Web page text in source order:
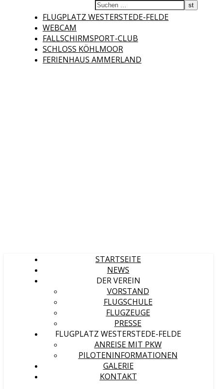
FLUGPLATZ WESTERSTEDE-FELDE
WEBCAM
FALLSCHIRMSPORT-CLUB
SCHLOSS KÖHLMOOR
FERIENHAUS AMMERLAND
Fliegerclub
STARTSEITE
NEWS
DER VEREIN
VORSTAND
FLUGSCHULE
FLUGZEUGE
PRESSE
FLUGPLATZ WESTERSTEDE-FELDE
ANREISE MIT PKW
PILOTENINFORMATIONEN
GALERIE
KONTAKT